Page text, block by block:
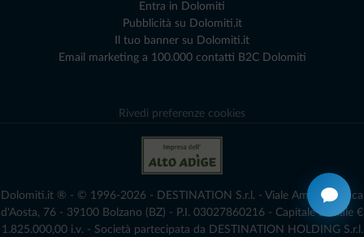
Entra in Dolomiti
Pubblicità su Dolomiti.it
Il tuo banner su Dolomiti.it
Email marketing a 100.000 contatti B2C Dolomiti
Rivedi preferenze cookies
Dolomiti.it ® - © 1996-2026 - DESTINATION S.r.l. - Viale Amedeo Duca
d'Aosta, 76 - 39100 Bolzano (BZ) - P.I. 03027860216 - Capitale Sociale €
1.825.000,00 i.v. - Società partecipata da DESTINATION HOLDING S.r.l.